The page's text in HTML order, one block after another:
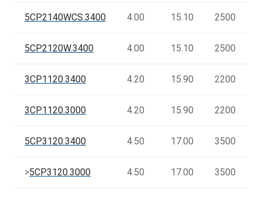
5CP2140WCS.3400 4.00 15.10 2500
5CP2120W.3400 4.00 15.10 2500
3CP1120.3400 4.20 15.90 2200
3CP1120.3000 4.20 15.90 2200
5CP3120.3400 4.50 17.00 3500
>5CP3120.3000 4.50 17.00 3500